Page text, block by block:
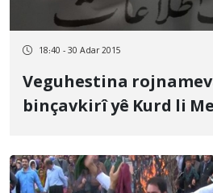
18:40 - 30 Adar 2015
Veguhestina
binçavkirî yê Kurd li